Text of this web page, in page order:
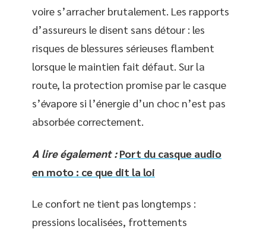
voire s’arracher brutalement. Les rapports
d’assureurs le disent sans détour : les
risques de blessures sérieuses flambent
lorsque le maintien fait défaut. Sur la
route, la protection promise par le casque
s’évapore si l’énergie d’un choc n’est pas
absorbée correctement.
A lire également : Port du casque audio
en moto : ce que dit la loi
Le confort ne tient pas longtemps :
pressions localisées, frottements